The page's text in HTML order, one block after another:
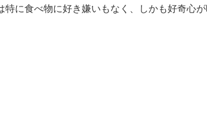
に食べ物に好き嫌いもなく、しかも好奇心が